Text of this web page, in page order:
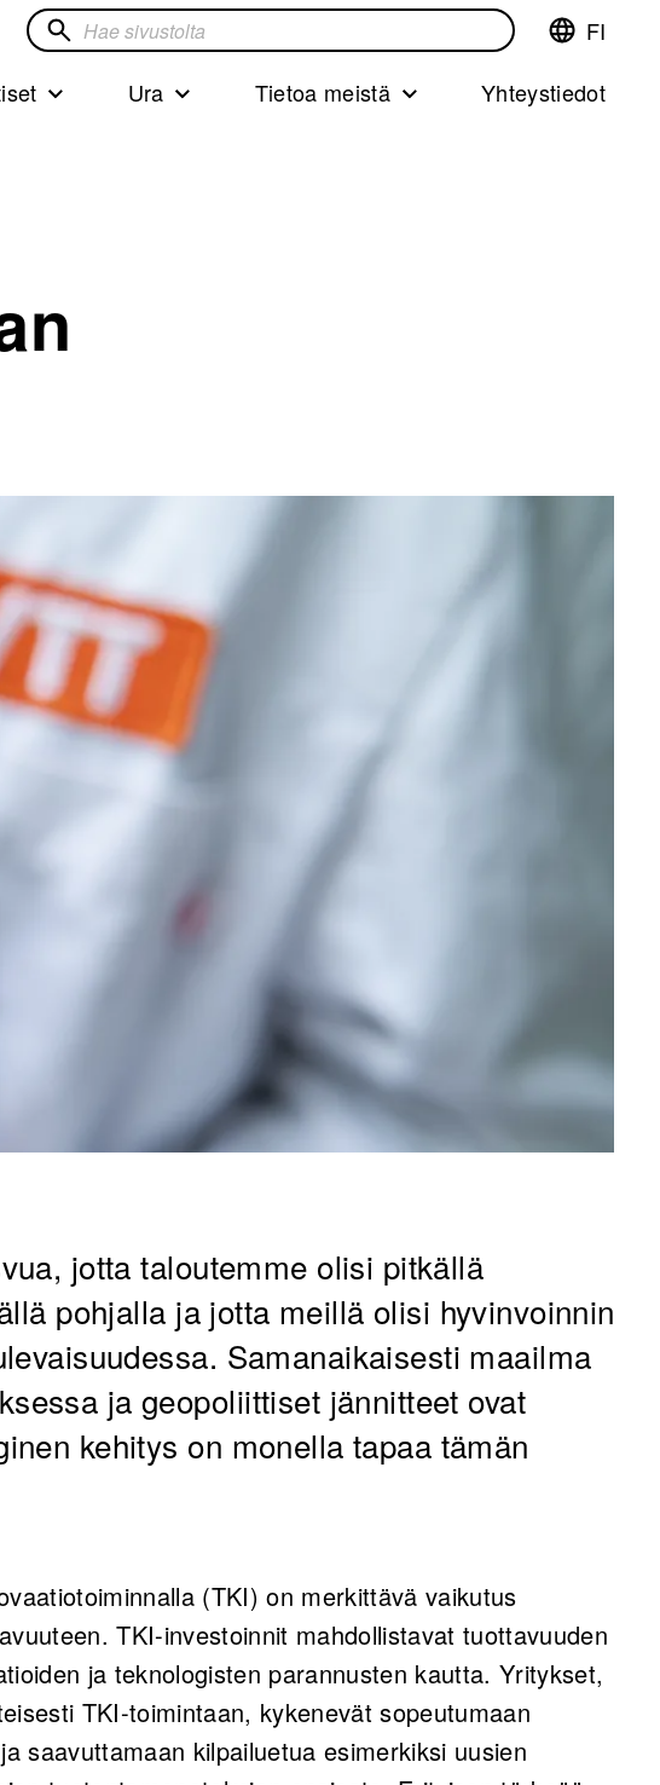
Vaihda
kieliFinnish
FI
Hae
Ura Tietoa meistä Yhteystiedot
jotta taloutemme olisi pitkällä
pohjalla ja jotta meillä olisi hyvinvoinnin
Samanaikaisesti maailma
ja geopoliittiset jännitteet ovat
kehitys on monella tapaa tämän
(TKI) on merkittävä vaikutus
TKI-investoinnit mahdollistavat tuottavuuden
ja teknologisten parannusten kautta. Yritykset,
TKI-toimintaan, kykenevät sopeutumaan
saavuttamaan kilpailuetua esimerkiksi uusien